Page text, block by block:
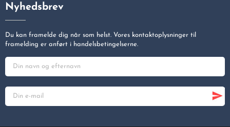
Nyhedsbrev
Du kan framelde dig når som helst. Vores kontaktoplysninger til
framelding er anført i handelsbetingelserne.